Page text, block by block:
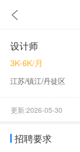
设计师
3K-6K/月
江苏/镇江/丹徒区
更新:2026-05-30
招聘要求